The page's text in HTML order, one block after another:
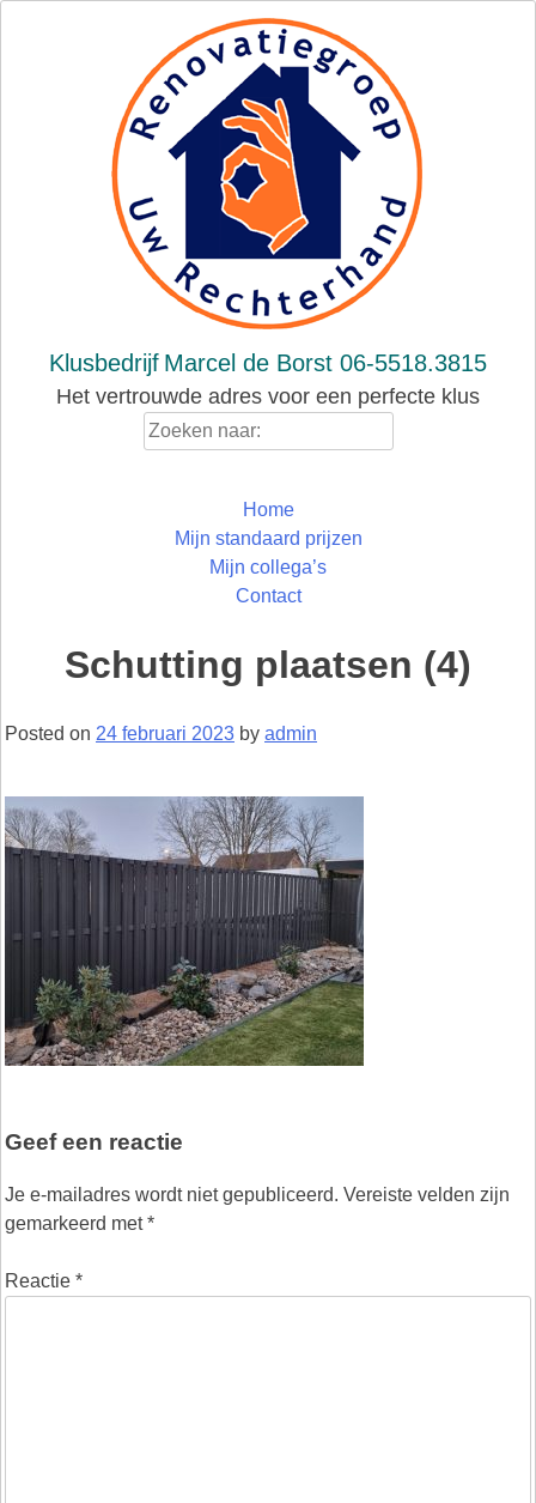
Klusbedrijf Marcel de Borst 06-5518.3815
Het vertrouwde adres voor een perfecte klus
Home
Mijn standaard prijzen
Mijn collega’s
Contact
Schutting plaatsen (4)
Posted on 24 februari 2023 by admin
Geef een reactie
Je e-mailadres wordt niet gepubliceerd. Vereiste velden zijn
gemarkeerd met*
Reactie *